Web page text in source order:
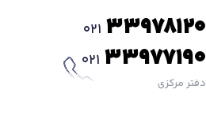
021 33978120
021 33977190
دفتر مرکزی